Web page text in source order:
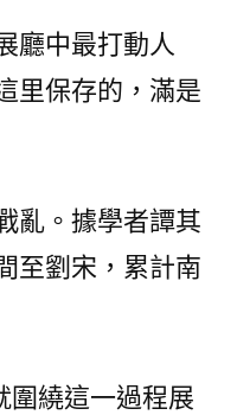
廳中最打動人
里保存的，滿是
亂。據學者譚其
至劉宋，累計南
圍繞這一過程展